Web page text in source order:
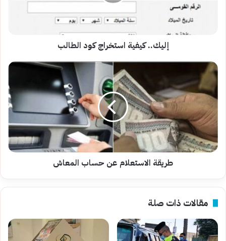
إليك.. كيفية استخراج كود الطالب
طريقة
الاستعلام
عن
حساب
المعاش
طريقة الاستعلام عن حساب المعاش
مقالات ذات صلة